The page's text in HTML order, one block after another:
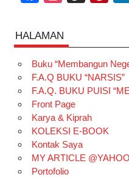
c
e
b
o
o
k
s
t
a
g
r
a
m
T
o
k
t
e
r
HALAMAN
Buku “Membangun
F.A.Q BUKU “NARSIS”
F.A.Q. BUKU PUISI
Front Page
Karya & Kiprah
KOLEKSI E-BOOK
Kontak Saya
MY ARTICLE
Portofolio